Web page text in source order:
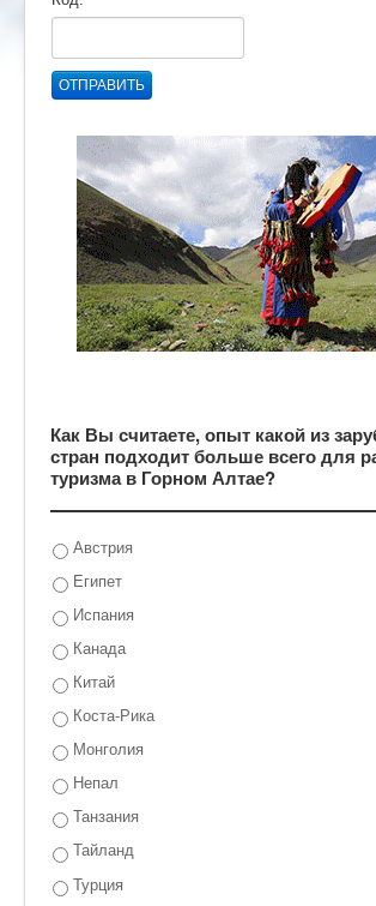
ОТПРАВИТЬ
Как Вы считаете, опыт какой из
стран подходит больше всего для
туризма в Горном Алтае?
Австрия
Египет
Испания
Канада
Китай
Коста-Рика
Монголия
Непал
Танзания
Тайланд
Турция